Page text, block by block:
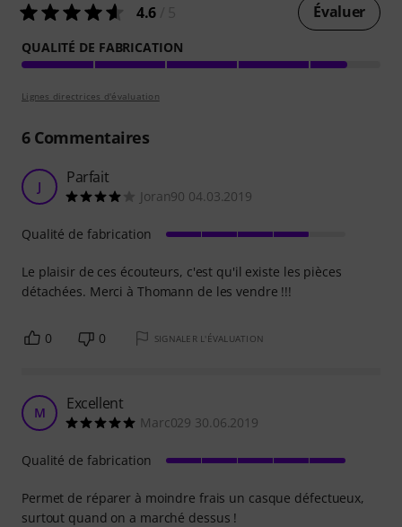
4.6 Évaluer
QUALITÉ DE FABRICATION
Lignes directrices d'évaluation
6Commentaires
J Parfait
Joran90 04.03.2019
Le plaisir de ces écouteurs, c'est qu'il existe les pièces
détachées. Merci à Thomann de les vendre !!!
Qualité de fabrication
0 0 SIGNALER L'ÉVALUATION
M Excellent
Marc029 30.06.2019
Permet de réparer à moindre frais un casque défectueux,
surtout quand on a marché dessus !
Qualité de fabrication